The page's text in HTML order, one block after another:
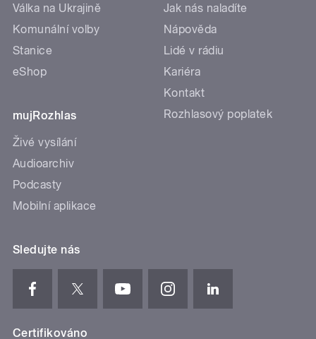
Válka na Ukrajině
Komunální volby
Stanice
eShop
mujRozhlas
Živé vysílání
Audioarchiv
Podcasty
Mobilní aplikace
Jak nás naladíte
Nápověda
Lidé v rádiu
Kariéra
Kontakt
Rozhlasový poplatek
Sledujte nás
Certifikováno